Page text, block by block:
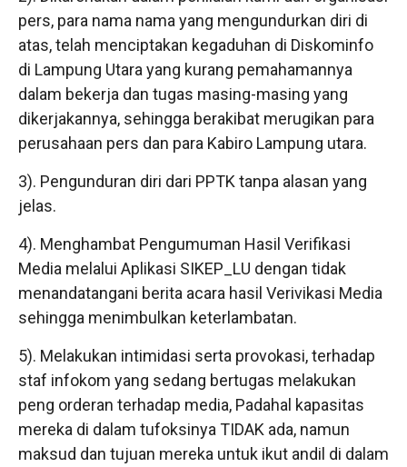
pers, para nama nama yang mengundurkan diri di
atas, telah menciptakan kegaduhan di Diskominfo
di Lampung Utara yang kurang pemahamannya
dalam bekerja dan tugas masing-masing yang
dikerjakannya, sehingga berakibat merugikan para
perusahaan pers dan para Kabiro Lampung utara.
3). Pengunduran diri dari PPTK tanpa alasan yang
jelas.
4). Menghambat Pengumuman Hasil Verifikasi
Media melalui Aplikasi SIKEP_LU dengan tidak
menandatangani berita acara hasil Verivikasi Media
sehingga menimbulkan keterlambatan.
5). Melakukan intimidasi serta provokasi, terhadap
staf infokom yang sedang bertugas melakukan
peng orderan terhadap media, Padahal kapasitas
mereka di dalam tufoksinya TIDAK ada, namun
maksud dan tujuan mereka untuk ikut andil di dalam